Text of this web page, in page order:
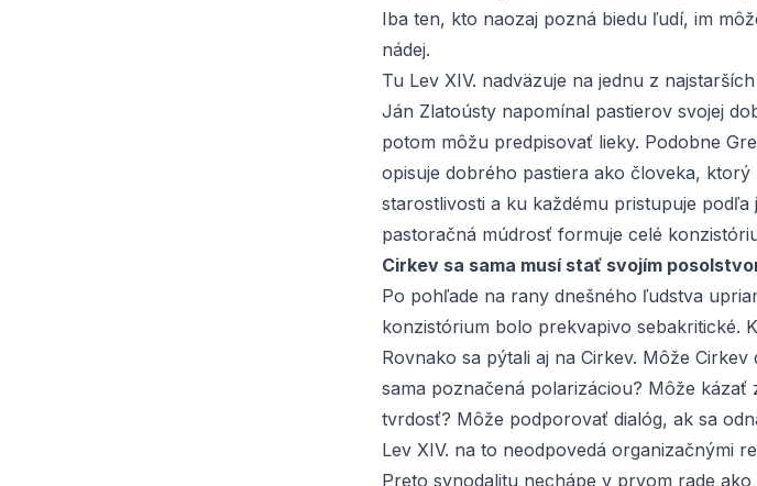
Iba ten, kto naozaj pozná biedu ľudí, im
nádej.
Tu Lev XIV. nadväzuje na jednu z
Ján Zlatoústy napomínal pastierov svojej
potom môžu predpisovať lieky. Podobne
opisuje dobrého pastiera ako človeka,
starostlivosti a ku každému pristupuje
pastoračná múdrosť formuje celé
Cirkev sa sama musí stať svojím
Po pohľade na rany dnešného ľudstva
konzistórium bolo prekvapivo sebakritické.
Rovnako sa pýtali aj na Cirkev. Môže
sama poznačená polarizáciou? Môže kázať
tvrdosť? Môže podporovať dialóg, ak sa
Lev XIV. na to neodpovedá organizačnými
Preto synodalitu nechápe v prvom rade